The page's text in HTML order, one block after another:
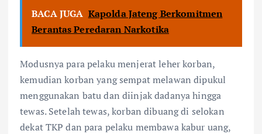
BACA JUGA Kapolda Jateng Berkomitmen
Berantas Peredaran Narkotika
Modusnya para pelaku menjerat leher korban,
kemudian korban yang sempat melawan dipukul
menggunakan batu dan diinjak dadanya hingga
tewas. Setelah tewas, korban dibuang di selokan
dekat TKP dan para pelaku membawa kabur uang,